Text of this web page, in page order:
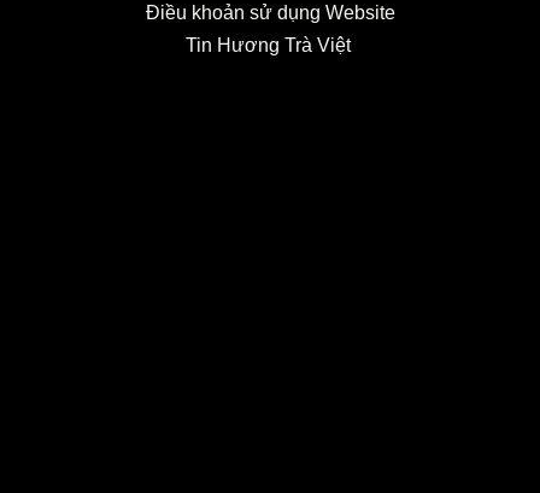
Điều khoản sử dụng Website
Tin Hương Trà Việt